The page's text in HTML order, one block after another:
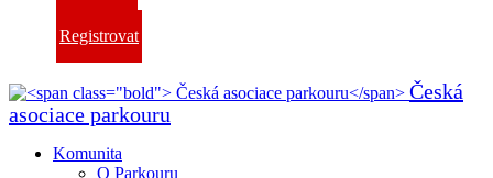
Registrovat
Česká
asociace parkouru
Komunita
O Parkouru